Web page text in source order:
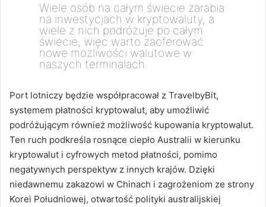
Wiele osób na całym świecie zarabia
na inwestycjach w kryptowaluty, a
wiele z nich podróżuje po całym
świecie, więc warto zaoferować
nowe możliwości walutowe w
naszych terminalach.
Port lotniczy będzie współpracował z TravelbyBit,
systemem płatności kryptowalut, aby umożliwić
podróżującym również możliwość kupowania kryptowalut.
Ten ruch podkreśla rosnące ciepło Australii w kierunku
kryptowalut i cyfrowych metod płatności, pomimo
negatywnych perspektyw z innych krajów. Dzięki
niedawnemu zakazowi w Chinach i zagrożeniom ze strony
Korei Południowej, otwartość polityki australijskiej